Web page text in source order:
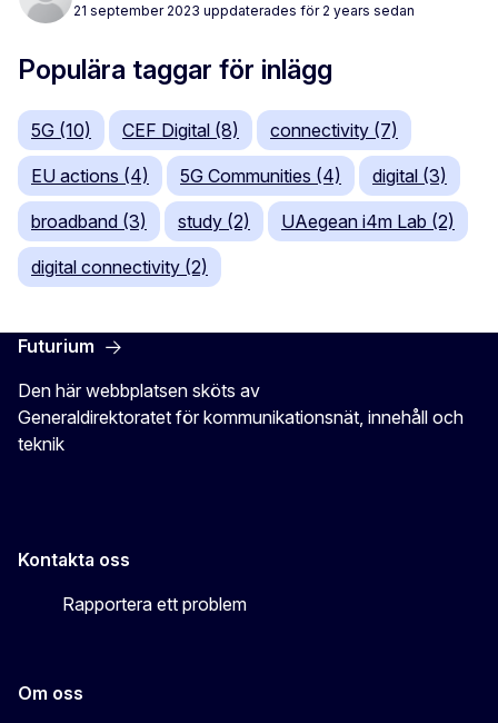
21 september 2023 uppdaterades för 2 years sedan
Populära taggar för inlägg
5G (10) CEF Digital (8) connectivity (7)
EU actions (4) 5G Communities (4) digital (3)
broadband (3) study (2) UAegean i4m Lab (2)
digital connectivity (2)
Futurium
Den här webbplatsen sköts av
Generaldirektoratet för kommunikationsnät, innehåll och
teknik
Kontakta oss
Rapportera ett problem
Om oss